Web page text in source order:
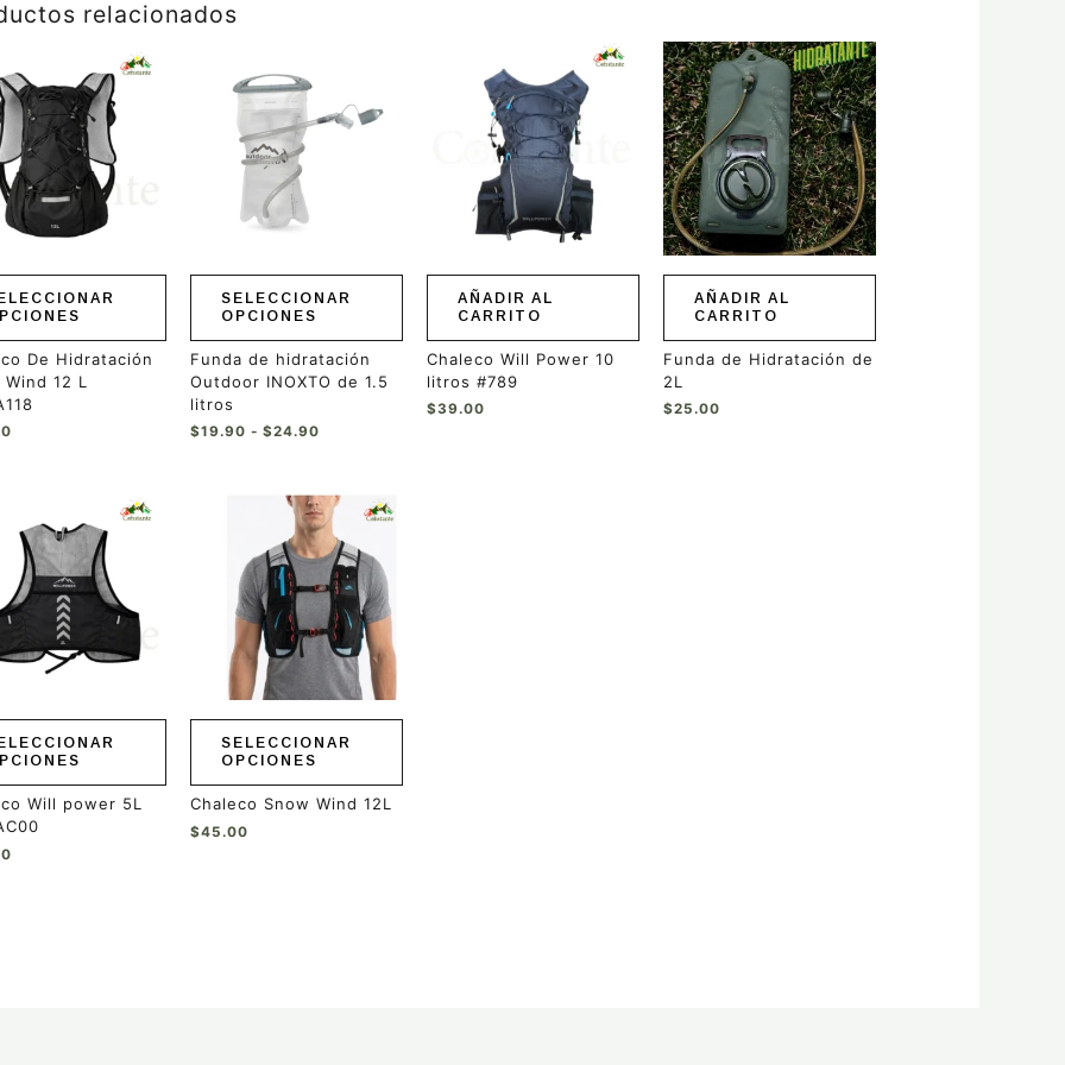
relacionados
De Hidratación
12 L
SELECCIONAR
OPCIONES
producto
tiene
variantes.
opciones
en
página
de
producto
Funda de hidratación
Outdoor INOXTO de 1.5
litros
$19.90 - $24.90
desde
$19.90
AÑADIR AL
CARRITO
Chaleco Will Power 10
litros #789
$39.00
AÑADIR AL
CARRITO
Funda de Hidratación de
2L
$25.00
Will power 5L
SELECCIONAR
OPCIONES
múltiples
variantes.
opciones
pueden
elegir
en
página
de
producto
Chaleco Snow Wind 12L
$45.00